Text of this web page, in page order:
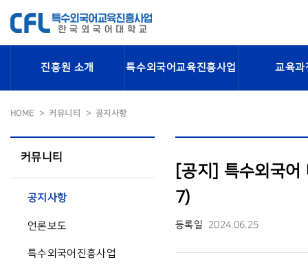
진흥원 소개 특수외국어교육진흥사업 교육과
HOME 커뮤니티 공지사항
커뮤니티
공지사항
언론보도
특수외국어진흥사업
[공지] 특수외국
7)
등록일 2024.06.25